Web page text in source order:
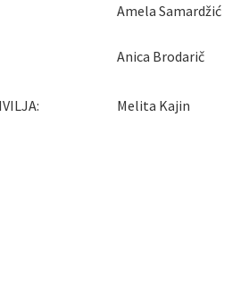
Amela Samardžić
Anica Brodarič
Melita Kajin